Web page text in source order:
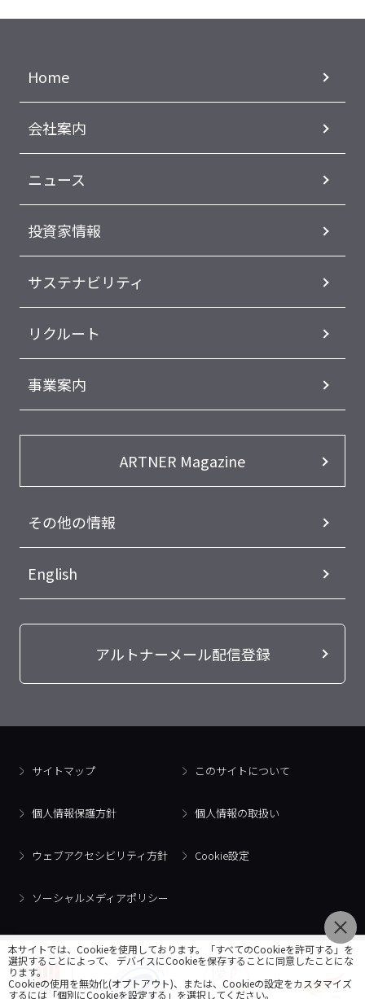
Home
会社案内
ニュース
投資家情報
サステナビリティ
リクルート
事業案内
ARTNER Magazine
その他の情報
English
アルトナーメール配信登録
サイトマップ このサイトについて
個人情報保護方針 個人情報の取扱い
ウェブアクセシビリティ方針 Cookie設定
ソーシャルメディアポリシー
本サイトでは、Cookieを使用しております。「すべてのCookieを許可する」を
選択することによって、 デバイスにCookieを保存することに同意したことにな
ります。
Cookieの使用を無効化(オプトアウト)、または、Cookieの設定をカスタマイズ
するには「個別にCookieを設定する」を選択してください。